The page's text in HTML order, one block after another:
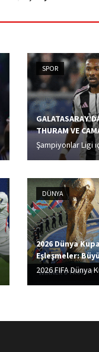
SPOR
THURAM VE
Şampiyonlar Ligi
Galatasaray
zorlayacak.
DÜNYA
2026 Dünya
Eşleşmeler:
2026 FIFA Dünya
belli oldu.